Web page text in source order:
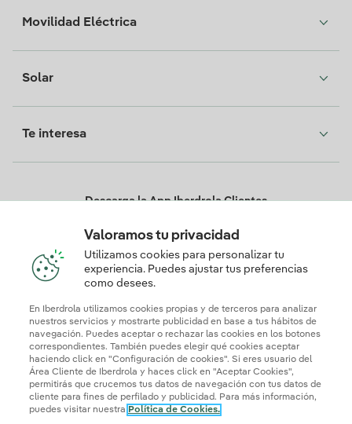
Movilidad Eléctrica
Solar
Te interesa
Descarga la App Iberdrola Clientes
Nuestros certificados de confianza
Valoramos tu privacidad
Utilizamos cookies para personalizar tu
experiencia. Puedes ajustar tus preferencias
como desees.
En Iberdrola utilizamos cookies propias y de terceros para analizar
nuestros servicios y mostrarte publicidad en base a tus hábitos de
navegación. Puedes aceptar o rechazar las cookies en los botones
correspondientes. También puedes elegir qué cookies aceptar
haciendo click en "Configuración de cookies". Si eres usuario del
Área Cliente de Iberdrola y haces click en "Aceptar Cookies",
permitirás que crucemos tus datos de navegación con tus datos de
cliente para fines de perfilado y publicidad. Para más información,
puedes visitar nuestra Política de Cookies.